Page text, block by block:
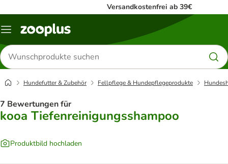
Versandkostenfrei ab 39€
Menü
Produkte
suchen
Hundefutter & Zubehör Fellpflege & Hundepflegeprodukte
7 Bewertungen für
kooa Tiefenreinigungsshampoo
Produktbild hochladen